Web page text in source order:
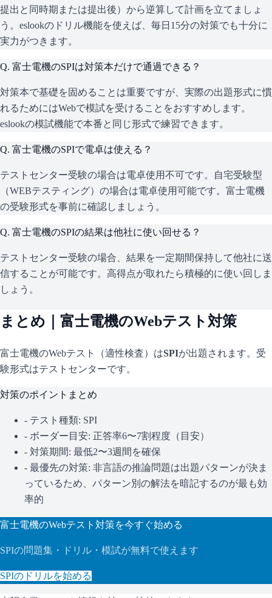
提出と同時期または提出後）から逆算して計画を立てましょ
う。eslookのドリル機能を使えば、毎日15分の対策でも十分に
実力がつきます。
Q. 富士電機のSPIは対策本だけで通過できる？
対策本で基礎を固めることは重要ですが、実際の出題形式に慣
れるためにはWebで模試を受けることをおすすめします。
eslookの模試機能で本番と同じ形式で練習できます。
Q. 富士電機のSPIで電卓は使える？
テストセンター受験の場合は電卓使用不可です。自宅受験型
（WEBテスティング）の場合は電卓使用可能です。富士電機
の受験形式を事前に確認しましょう。
Q. 富士電機のSPIの結果は他社に使い回せる？
テストセンター受験の場合、結果を一定期間保持して他社に送
信することが可能です。高得点が取れたら積極的に使い回しま
しょう。
まとめ｜ 富士電機のWebテスト対策
富士電機のWebテスト（適性検査）はSPIが出題されます。 受
験形式はテストセンターです。
対策のポイントまとめ
- テスト種類: SPI
- ボーダー目安: 正答率6〜7割程度（目安）
- 対策期間: 最低2〜3週間を確保
- 最優先の対策: 非言語の推論問題は出題パターンが決ま
っているため、パターン別の解法を暗記するのが最も効
率的
富士電機のWebテスト対策を今すぐ始める
SPIの問題集・ドリル・模試が無料で使えます
SPIのドリルを始める